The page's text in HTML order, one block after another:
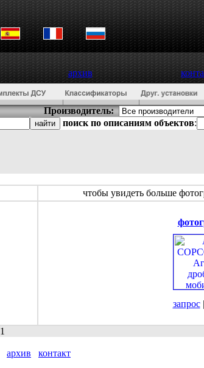
архив
Производитель:
поиск по описаниям объектов:
чтобы увидеть больше
запрос|
1
архив контакт